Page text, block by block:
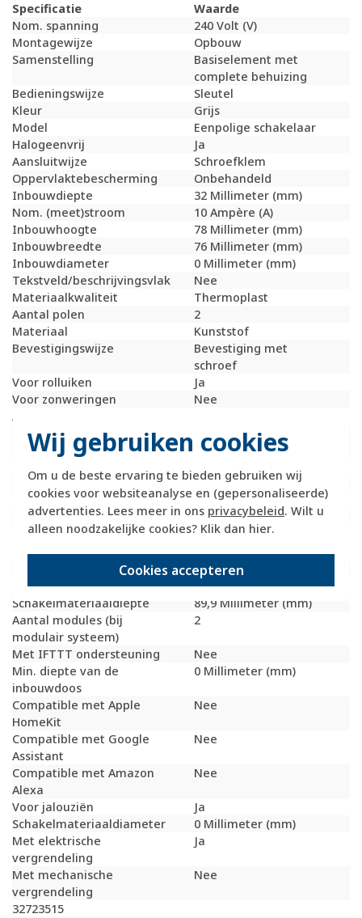
Wij gebruiken cookies
Om u de beste ervaring te bieden gebruiken wij
cookies voor websiteanalyse en (gepersonaliseerde)
advertenties. Lees meer in ons privacybeleid. Wilt u
alleen noodzakelijke cookies? Klik dan hier.
Cookies accepteren
Specificatie
Waarde
Nom. spanning
240 Volt (V)
Montagewijze
Opbouw
Samenstelling
Basiselement met
complete behuizing
Bedieningswijze
Sleutel
Kleur
Grijs
Model
Eenpolige schakelaar
Halogeenvrij
Ja
Aansluitwijze
Schroefklem
Oppervlaktebescherming
Onbehandeld
Inbouwdiepte
32 Millimeter (mm)
Nom. (meet)stroom
10 Ampère (A)
Inbouwhoogte
78 Millimeter (mm)
Inbouwbreedte
76 Millimeter (mm)
Inbouwdiameter
0 Millimeter (mm)
Tekstveld/beschrijvingsvlak
Nee
Materiaalkwaliteit
Thermoplast
Aantal polen
2
Materiaal
Kunststof
Bevestigingswijze
Bevestiging met
schroef
Voor rolluiken
Ja
Voor zonweringen
Nee
Aantal toetsen
RAL-nummer
(vergelijkbaar)
Mechanisch bedienbaar
Ja
Transparant
Nee
Uitvoering oppervlakte
Mat
Elektronisch bedienbaar
Nee
Geschikt voor
beschermingsgraad (IP)
IP55
Schakelmateriaalbreedte
76 Millimeter (mm)
Schakelmateriaalhoogte
78 Millimeter (mm)
Schakelmateriaaldiepte
89,9 Millimeter (mm)
Aantal modules (bij
modulair systeem)
2
Met IFTTT ondersteuning
Nee
Min. diepte van de
inbouwdoos
0 Millimeter (mm)
Compatible met Apple
HomeKit
Nee
Compatible met Google
Assistant
Nee
Compatible met Amazon
Alexa
Nee
Voor jalouziën
Ja
Schakelmateriaaldiameter
0 Millimeter (mm)
Met elektrische
vergrendeling
Ja
Met mechanische
vergrendeling
Nee
32723515